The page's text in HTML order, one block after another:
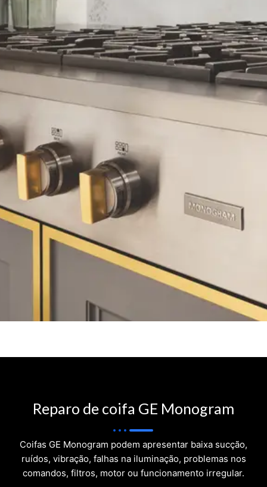
Reparo de coifa GE Monogram
Coifas GE Monogram podem apresentar baixa sucção,
ruídos, vibração, falhas na iluminação, problemas nos
comandos, filtros, motor ou funcionamento irregular.